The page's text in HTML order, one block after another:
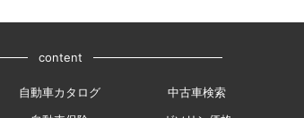
content
自動車カタログ
中古車検索